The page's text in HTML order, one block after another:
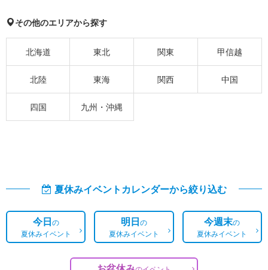
その他のエリアから探す
北海道 東北 関東 甲信越
北陸 東海 関西 中国
四国 九州・沖縄
夏休みイベントカレンダーから絞り込む
今日の
夏休みイベント
明日の
夏休みイベント
今週末の
夏休みイベント